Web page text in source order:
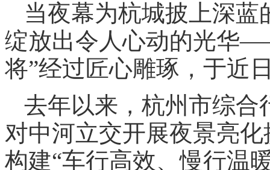
当夜幕为杭城披上深
绽放出令人心动的光华
将”经过匠心雕琢，于近
去年以来，杭州市综合
对中河立交开展夜景亮
构建“车行高效、慢行温